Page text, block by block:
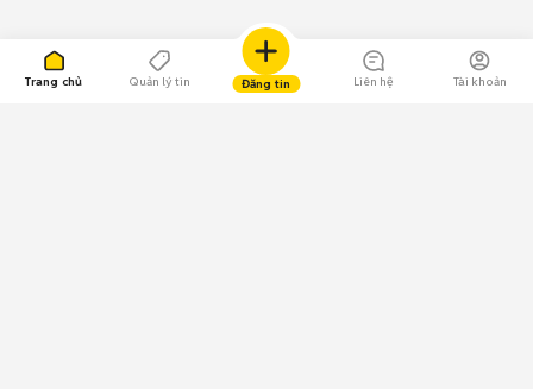
Trang chủ Quản lý tin Đăng tin Liên hệ Tài khoản